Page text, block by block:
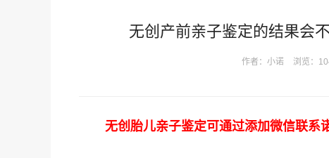
无创产前亲子鉴定的结果会
作者：小诺 浏览：
无创胎儿亲子鉴定可通过添加微信联